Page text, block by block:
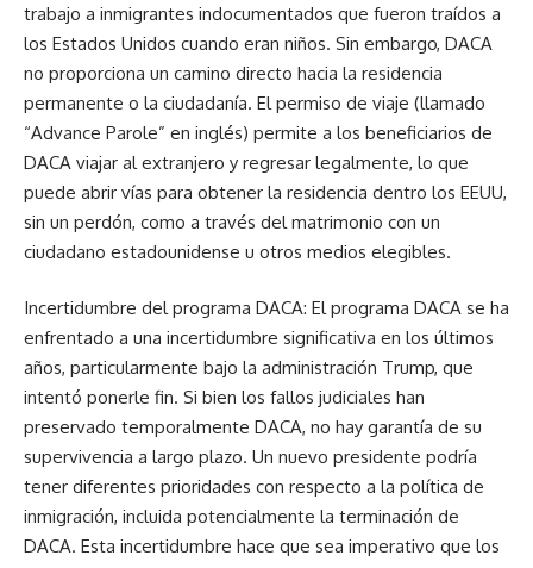
trabajo a inmigrantes indocumentados que fueron traídos a
los Estados Unidos cuando eran niños. Sin embargo, DACA
no proporciona un camino directo hacia la residencia
permanente o la ciudadanía. El permiso de viaje (llamado
“Advance Parole” en inglés) permite a los beneficiarios de
DACA viajar al extranjero y regresar legalmente, lo que
puede abrir vías para obtener la residencia dentro los EEUU,
sin un perdón, como a través del matrimonio con un
ciudadano estadounidense u otros medios elegibles.
Incertidumbre del programa DACA: El programa DACA se ha
enfrentado a una incertidumbre significativa en los últimos
años, particularmente bajo la administración Trump, que
intentó ponerle fin. Si bien los fallos judiciales han
preservado temporalmente DACA, no hay garantía de su
supervivencia a largo plazo. Un nuevo presidente podría
tener diferentes prioridades con respecto a la política de
inmigración, incluida potencialmente la terminación de
DACA. Esta incertidumbre hace que sea imperativo que los